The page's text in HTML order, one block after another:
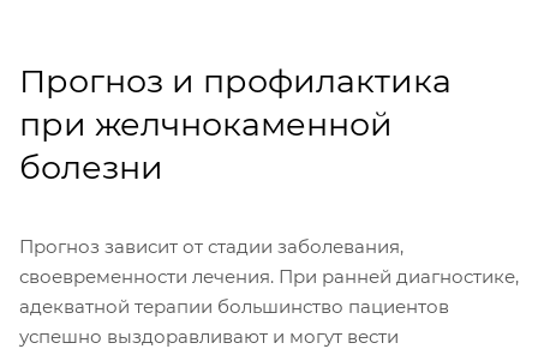
Прогноз и профилактика
при желчнокаменной
болезни
Прогноз зависит от стадии заболевания,
своевременности лечения. При ранней диагностике,
адекватной терапии большинство пациентов
успешно выздоравливают и могут вести